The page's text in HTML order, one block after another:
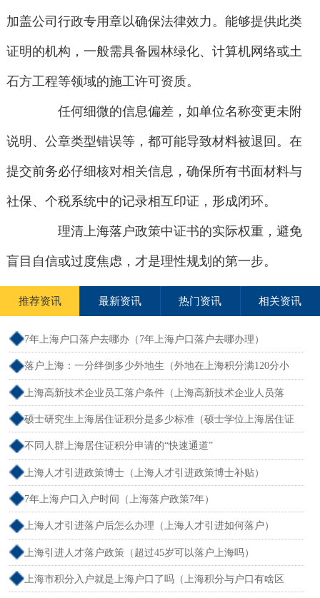
加盖公司行政专用章以确保法律效力。能够提供此类
证明的机构，一般需具备园林绿化、计算机网络或土
石方工程等领域的施工许可资质。
任何细微的信息偏差，如单位名称变更未附
说明、公章类型错误等，都可能导致材料被退回。在
提交前务必仔细核对相关信息，确保所有书面材料与
社保、个税系统中的记录相互印证，形成闭环。
理清上海落户政策中证书的实际权重，避免
盲目自信或过度焦虑，才是理性规划的第一步。
推荐资讯 最新资讯 热门资讯 相关资讯
7年上海户口落户去哪办（7年上海户口落户去哪办理）
落户上海：一分绊倒多少外地生（外地在上海积分满120分小
孩可以考上海大学吗）
上海高新技术企业员工落户条件（上海高新技术企业人员落
户）
硕士研究生上海居住证积分是多少标准（硕士学位上海居住证
积分）
不同人群上海居住证积分申请的“快速通道”
上海人才引进政策博士（上海人才引进政策博士补贴）
7年上海户口入户时间（上海落户政策7年）
上海人才引进落户后怎么办理（上海人才引进如何落户）
上海引进人才落户政策（超过45岁可以落户上海吗）
上海市积分入户就是上海户口了吗（上海积分与户口有啥区